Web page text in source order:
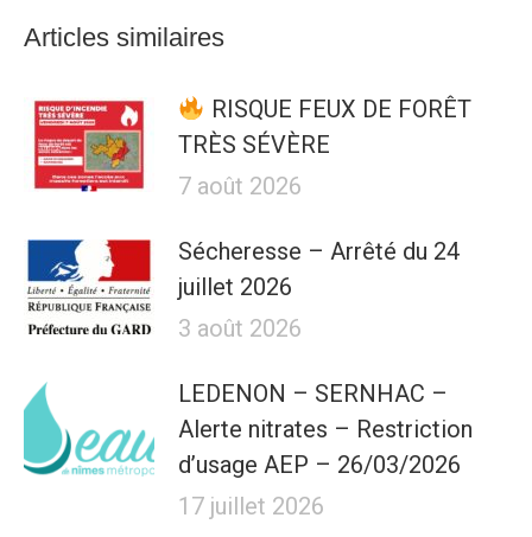
Articles similaires
RISQUE FEUX DE FORÊT
TRÈS SÉVÈRE
7 août 2026
Sécheresse – Arrêté du 24
juillet 2026
3 août 2026
LEDENON – SERNHAC –
Alerte nitrates – Restriction
d’usage AEP – 26/03/2026
17 juillet 2026